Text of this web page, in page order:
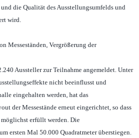
die Qualität des Ausstellungsumfelds und
wird.
Messeständen, Vergrößerung der
Aussteller zur Teilnahme angemeldet. Unter
nicht beeinflusst und
eingehalten werden, hat das
der Messestände erneut eingerichtet, so dass
erfüllt werden. Die
ersten Mal 50.000 Quadratmeter überstiegen.